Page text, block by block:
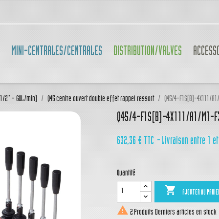
MINI-CENTRALES/CENTRALES DISTRIBUTION/VALVES
2'' - 60L/min) Q45 centre ouvert double effet rappel ressort Q45/4-F1S(B)-4X111/
Q45/4-F1S(B)-4X111/A1/M1-
632,36 € TTC Livraison entre 1
Quantité
 AJOUTER AU
 2 Produits Derniers articles en stock